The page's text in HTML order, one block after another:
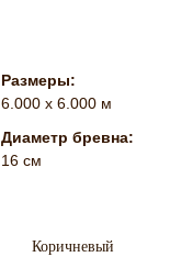
Размеры:
6.000 х 6.000 м
Диаметр бревна:
16 см
Коричневый